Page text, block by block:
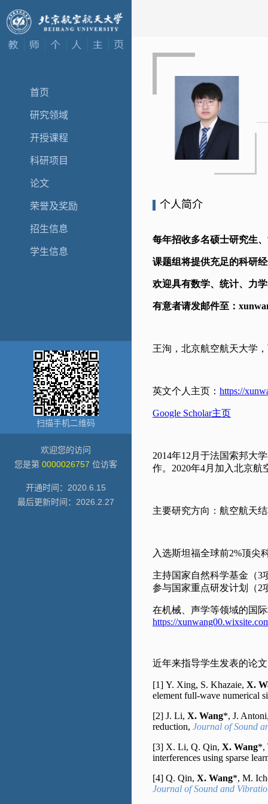
首页
研究领域
开授课程
科研项目
论文
荣誉及奖励
招生信息
学生信息
扫描手机二维码
欢迎您的访问
您是第 0000026757 位访客
开通时间： 2020 6 15
最后更新时间： 2026 2 27
个人简介